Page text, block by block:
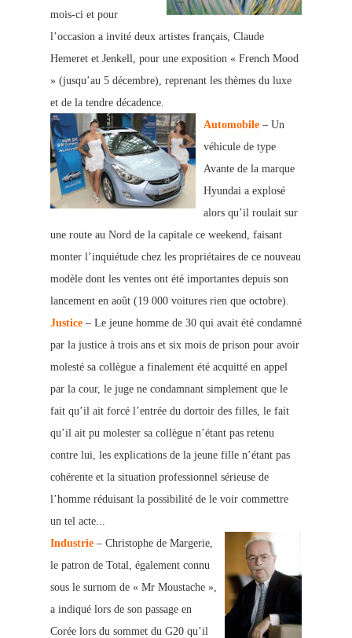
mois-ci et pour
l’occasion a invité deux artistes français, Claude
Hemeret et Jenkell, pour une exposition « French Mood
» (jusqu’au 5 décembre), reprenant les thèmes du luxe
et de la tendre décadence.
Automobile – Un
véhicule de type
Avante de la marque
Hyundai a explosé
alors qu’il roulait sur
une route au Nord de la capitale ce weekend, faisant
monter l’inquiétude chez les propriétaires de ce nouveau
modèle dont les ventes ont été importantes depuis son
lancement en août (19 000 voitures rien que octobre).
Justice – Le jeune homme de 30 qui avait été condamné
par la justice à trois ans et six mois de prison pour avoir
molesté sa collègue a finalement été acquitté en appel
par la cour, le juge ne condamnant simplement que le
fait qu’il ait forcé l’entrée du dortoir des filles, le fait
qu’il ait pu molester sa collègue n’étant pas retenu
contre lui, les explications de la jeune fille n’étant pas
cohérente et la situation professionnel sérieuse de
l’homme réduisant la possibilité de le voir commettre
un tel acte...
Industrie – Christophe de Margerie,
le patron de Total, également connu
sous le surnom de « Mr Moustache »,
a indiqué lors de son passage en
Corée lors du sommet du G20 qu’il